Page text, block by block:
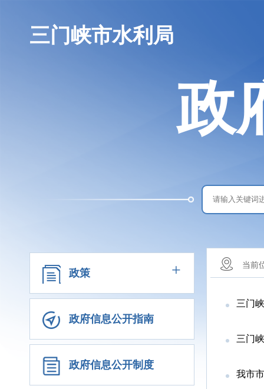
三门峡市水利局
政
政策 +
政府信息公开指南
政府信息公开制度
当前
三门峡
三门
我市